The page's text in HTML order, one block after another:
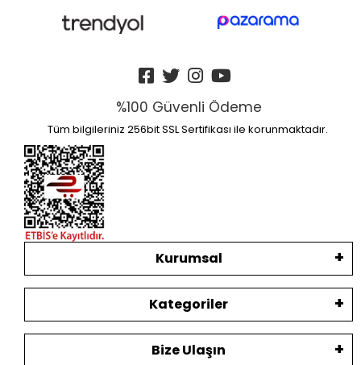
%100 Güvenli Ödeme
Tüm bilgileriniz 256bit SSL Sertifikası ile korunmaktadır.
Kurumsal
Kategoriler
Bize Ulaşın